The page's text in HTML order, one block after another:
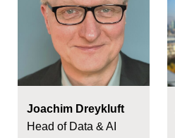
Joachim Dreykluft
Head of Data & AI